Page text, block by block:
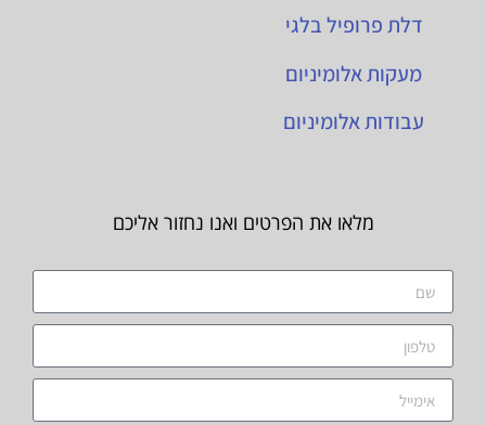
דלת פרופיל בלגי
מעקות אלומיניום
עבודות אלומיניום
מלאו את הפרטים ואנו נחזור אליכם